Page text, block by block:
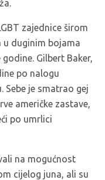
zajednice širom
u duginim bojama
Gilbert Baker,
po nalogu
Sebe je smatrao gej
američke zastave,
po umrlici
na mogućnost
cijelog juna, ali su